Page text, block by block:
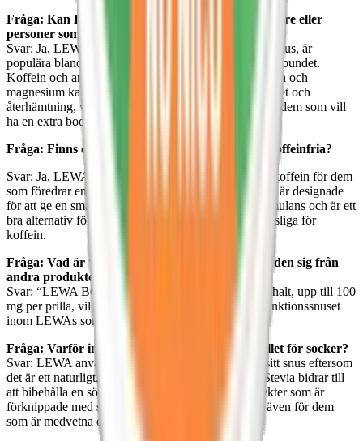
Fråga: Kan LEWA produkter användas av idrottare eller
personer som tränar regelbundet?
Svar: Ja, LEWA produkter, särskilt LEWA funktionssnus, är
populära bland idrottare och personer som tränar regelbundet.
Koffein och andra funktionella ingredienser som taurin och
magnesium kan bidra till att förbättra energi, uthållighet och
återhämtning, vilket gör LEWA till ett utmärkt val för dem som vill
ha en extra boost under eller efter träning.
Fråga: Finns det LEWA-produkter som är helt koffeinfria?
Svar: Ja, LEWA har också snus som är helt fria från koffein för dem
som föredrar en nikotinfri och koffeinfri prilla. Dessa är designade
för att ge en smakupplevelse utan någon form av stimulans och är ett
bra alternativ för kvällsbruk eller för dem som är känsliga för
koffein.
Fråga: Vad är “LEWA BOOST” och hur skiljer den sig från
andra produkter?
Svar: “LEWA BOOST” är ett snus med hög koffeinhalt, upp till 100
mg per prilla, vilket gör den till ett av de starkaste funktionssnuset
inom LEWAs sortiment.
Fråga: Varför innehåller LEWA snus stevia istället för socker?
Svar: LEWA använder stevia som sötningsmedel i sitt snus eftersom
det är ett naturligt, kalorisnålt alternativ till socker. Stevia bidrar till
att bibehålla en söt smak utan de negativa hälsoeffekter som är
förknippade med socker, vilket gör snuset lämpligt även för dem
som är medvetna om sitt sockerintag.